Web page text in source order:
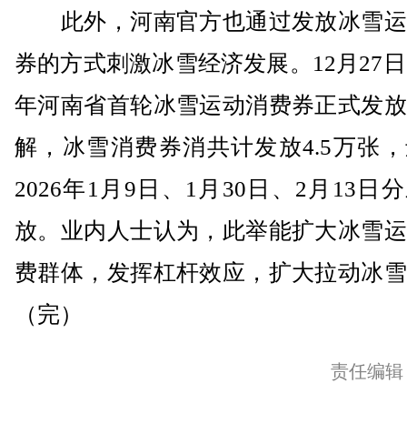
此外，河南官方也通过发放冰雪
券的方式刺激冰雪经济发展。12月27
年河南省首轮冰雪运动消费券正式发
解，冰雪消费券消共计发放4.5万张
2026年1月9日、1月30日、2月13日
放。业内人士认为，此举能扩大冰雪
费群体，发挥杠杆效应，扩大拉动冰
（完）
责任编